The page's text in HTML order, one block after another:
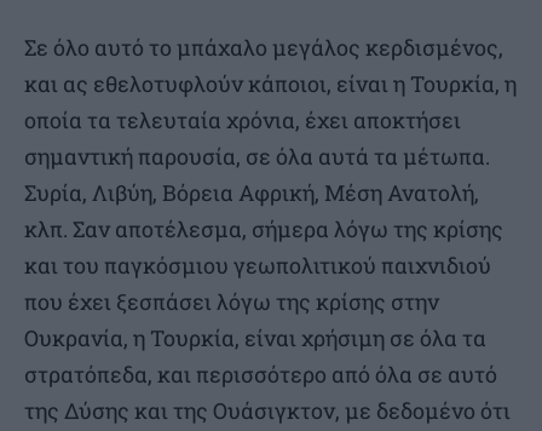
Σε όλο αυτό το μπάχαλο μεγάλος κερδισμένος,
και ας εθελοτυφλούν κάποιοι, είναι η Τουρκία, η
οποία τα τελευταία χρόνια, έχει αποκτήσει
σημαντική παρουσία, σε όλα αυτά τα μέτωπα.
Συρία, Λιβύη, Βόρεια Αφρική, Μέση Ανατολή,
κλπ. Σαν αποτέλεσμα, σήμερα λόγω της κρίσης
και του παγκόσμιου γεωπολιτικού παιχνιδιού
που έχει ξεσπάσει λόγω της κρίσης στην
Ουκρανία, η Τουρκία, είναι χρήσιμη σε όλα τα
στρατόπεδα, και περισσότερο από όλα σε αυτό
της Δύσης και της Ουάσιγκτον, με δεδομένο ότι